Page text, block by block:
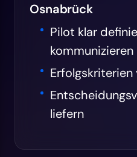
Osnabrück
Pilot klar
kommunizieren
liefern